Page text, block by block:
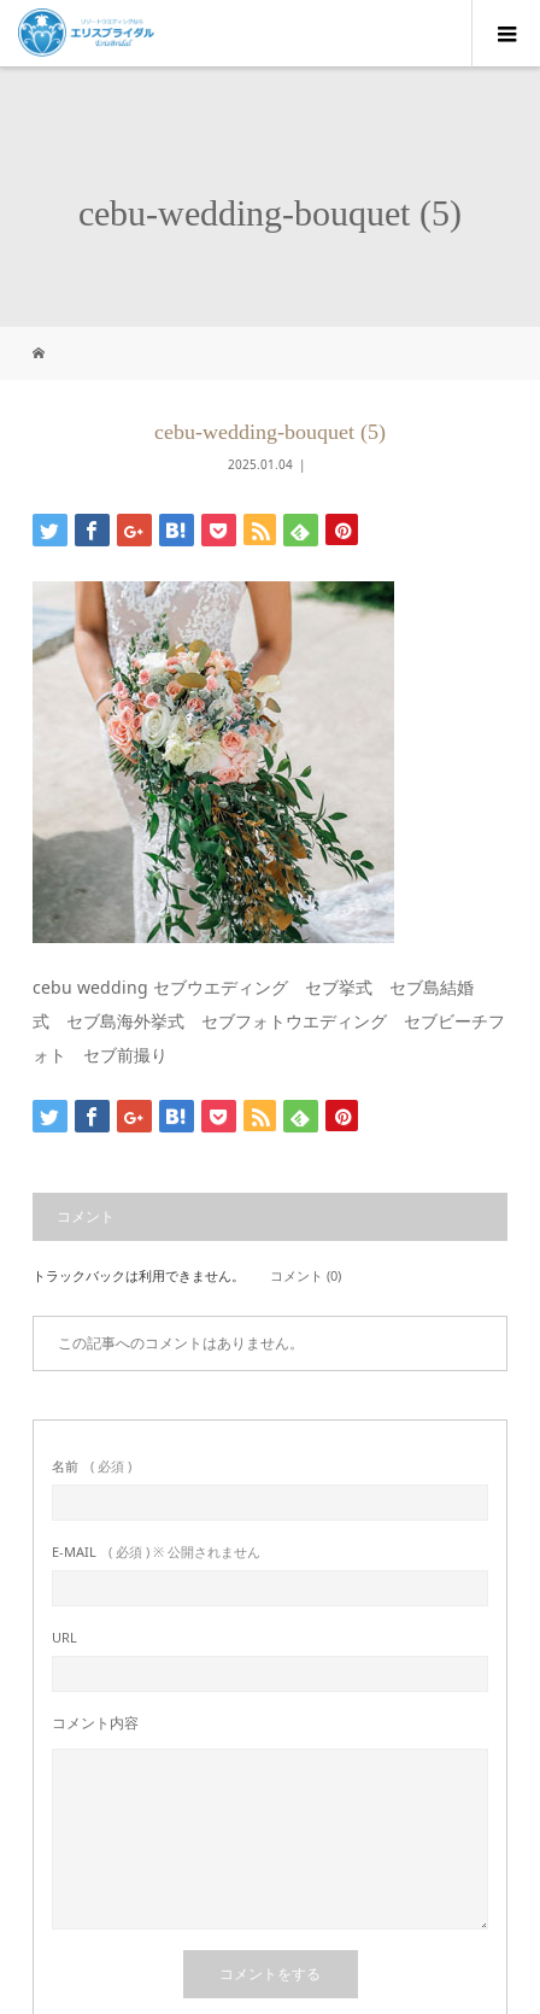
cebu-wedding-bouquet (5)
cebu-wedding-bouquet (5)
2025.01.04
cebu wedding セブウエディング セブ挙式 セブ島結婚
式 セブ島海外挙式 セブフォトウエディング セブビーチフ
ォト セブ前撮り
コメント
トラックバックは利用できません。 コメント (0)
この記事へのコメントはありません。
名前 ( 必須 )
E-MAIL ( 必須 ) ※ 公開されません
URL
コメント内容